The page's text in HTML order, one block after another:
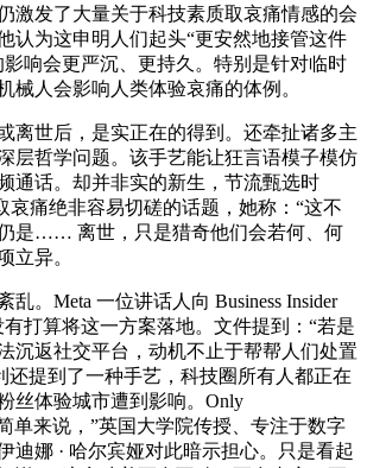
激发了大量关于科技素质取哀痛情感的会
认为这申明人们起头“更安然地接管这件
响会更严沉、更持久。特别是针对临时
械人会影响人类体验哀痛的体例。
世后，是实正在的得到。还牵扯诸多主
层哲学问题。该手艺能让狂言语模子模仿
通话。却并非实的新生，节流甄选时
哀痛绝非容易切磋的话题，她称：“这不
是…… 离世，只是猎奇他们会若何、何
立异。
。Meta 一位讲话人向 Business Insider
打算将这一方案落地。文件提到：“若是
沉返社交平台，动机不止于帮帮人们处置
还提到了一种手艺，科技圈所有人都正在
丝体验城市遭到影响。Only
单来说，”英国大学院传授、专注于数字
迪娜 · 哈尔宾娅对此暗示担心。只是看起